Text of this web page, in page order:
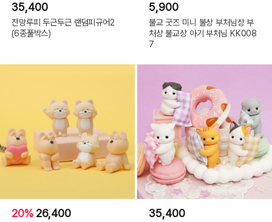
35,400
잔망루피 두근두근 랜덤피규어2
(6종풀박스)
5,900
불교 굿즈 미니 불상 부처님상 부
처상 불교상 아기 부처님 KK008
7
20% 26,400 35,400